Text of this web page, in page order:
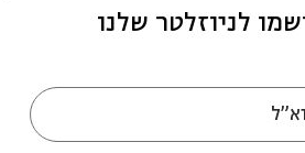
לניוזלטר שלנו